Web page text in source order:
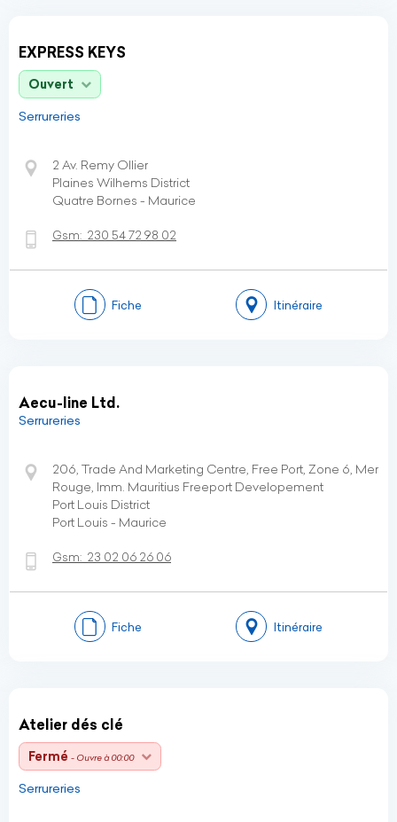
EXPRESS KEYS
Ouvert
Serrureries
2 Av. Remy Ollier
Plaines Wilhems District
Quatre Bornes - Maurice
Gsm: 230 54 72 98 02
Fiche Itinéraire
Aecu-line Ltd.
Serrureries
206, Trade And Marketing Centre, Free Port, Zone 6, Mer
Rouge, Imm. Mauritius Freeport Developement
Port Louis District
Port Louis - Maurice
Gsm: 23 02 06 26 06
Fiche Itinéraire
Atelier dés clé
Fermé - Ouvre à 00:00
Serrureries